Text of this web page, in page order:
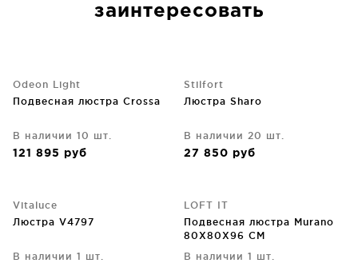
заинтересовать
Odeon Light
Подвесная люстра Crossa
В наличии 10 шт.
121 895 руб
Stilfort
Люстра Sharo
В наличии 20 шт.
27 850 руб
Vitaluce
Люстра V4797
В наличии 1 шт.
LOFT IT
Подвесная люстра Murano
80X80X96 CM
В наличии 1 шт.